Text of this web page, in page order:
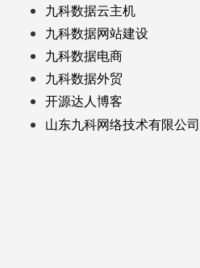
九科数据云主机
九科数据网站建设
九科数据电商
九科数据外贸
开源达人博客
山东九科网络技术有限公司